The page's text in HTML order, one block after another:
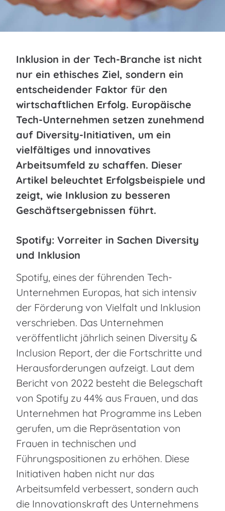
Inklusion in der Tech-Branche ist nicht
nur ein ethisches Ziel, sondern ein
entscheidender Faktor für den
wirtschaftlichen Erfolg. Europäische
Tech-Unternehmen setzen zunehmend
auf Diversity-Initiativen, um ein
vielfältiges und innovatives
Arbeitsumfeld zu schaffen. Dieser
Artikel beleuchtet Erfolgsbeispiele und
zeigt, wie Inklusion zu besseren
Geschäftsergebnissen führt.
Spotify: Vorreiter in Sachen Diversity
und Inklusion
Spotify, eines der führenden Tech-
Unternehmen Europas, hat sich intensiv
der Förderung von Vielfalt und Inklusion
verschrieben. Das Unternehmen
veröffentlicht jährlich seinen Diversity &
Inclusion Report, der die Fortschritte und
Herausforderungen aufzeigt. Laut dem
Bericht von 2022 besteht die Belegschaft
von Spotify zu 44% aus Frauen, und das
Unternehmen hat Programme ins Leben
gerufen, um die Repräsentation von
Frauen in technischen und
Führungspositionen zu erhöhen. Diese
Initiativen haben nicht nur das
Arbeitsumfeld verbessert, sondern auch
die Innovationskraft des Unternehmens